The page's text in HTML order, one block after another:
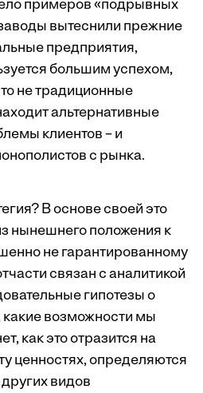
примеров «подрывных
вытеснили прежние
предприятия,
большим успехом,
не традиционные
альтернативные
клиентов – и
с рынка.
В основе своей это
нынешнего положения к
не гарантированному
связан с аналитикой
гипотезы о
какие возможности мы
как это отразится на
ценностях, определяются
видов